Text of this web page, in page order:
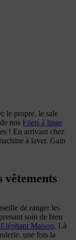
le propre, le sale
nos Filets à linge
! En arrivant chez
à laver. Gain
vêtements
de ranger les
soin de bien
Maison. Là
une fois la